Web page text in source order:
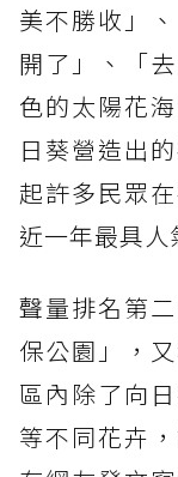
美不勝收」
開了」、「
色的太陽花
日葵營造出
起許多民眾
近一年最具人
聲量排名第
保公園」，
區內除了向
等不同花卉